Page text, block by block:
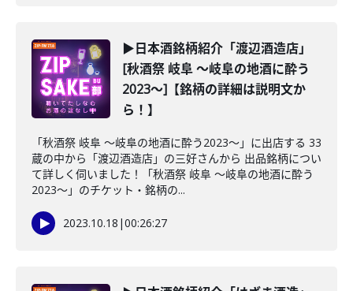
▶日本酒銘柄紹介「渡辺酒造店」
[秋酒祭 岐阜 ～岐阜の地酒に酔う
2023～]【銘柄の詳細は説明文か
ら！】
「秋酒祭 岐阜 ～岐阜の地酒に酔う2023～」に出店する 33
蔵の中から「渡辺酒造店」の三好さんから 出品銘柄につい
て詳しく伺いました！「秋酒祭 岐阜 ～岐阜の地酒に酔う
2023～」のチケット・銘柄の...
2023.10.18 |00:26:27